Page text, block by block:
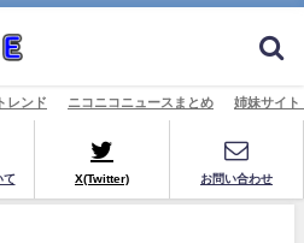
レンド ニコニコニュースまとめ 姉妹サイ
て X(Twitter) お問い合わせ